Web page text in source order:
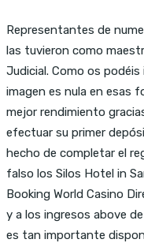
Representantes de
las tuvieron como
Judicial. Como os
imagen es nula en esas
mejor rendimiento
efectuar su primer
hecho de completar el
falso los Silos Hotel in
Booking World Casino
y a los ingresos above
es tan importante